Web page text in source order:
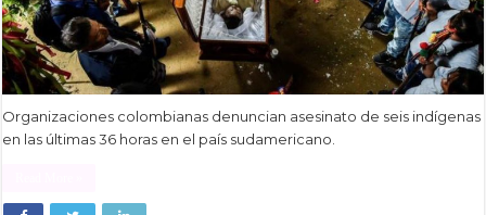
Organizaciones colombianas denuncian asesinato de seis indígenas
en las últimas 36 horas en el país sudamericano.